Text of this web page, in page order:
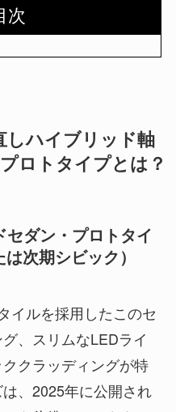
次
しハイブリッド軸
ロトタイプとは？
ダン・プロトタイ
次期シビック）
イルを採用したこのセ
、スリムなLEDライ
クラッディングが特
、2025年に公開され